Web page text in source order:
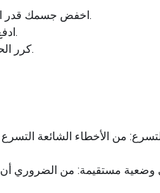
اخفض جسمك قدر الإمكان أو حتى يصبح فخذك موازيًا للأرض، مع الحفاظ على استقامة ظهرك والوزن قريبًا من صدرك.
ادفع للأعلى إلى وضع البداية باستخدام كعب ساقك المثنية، وتأكد من إبقاء جذعك منشغلًا طوال الحركة.
كرر الحركة على الجانب الآخر لإكمال عدة واحدة، واستمر في تبديل الجوانب للعدد المطلوب من التكرارات.
من الأخطاء الشائعة
وضعية مستقيمة: من الضروري أن